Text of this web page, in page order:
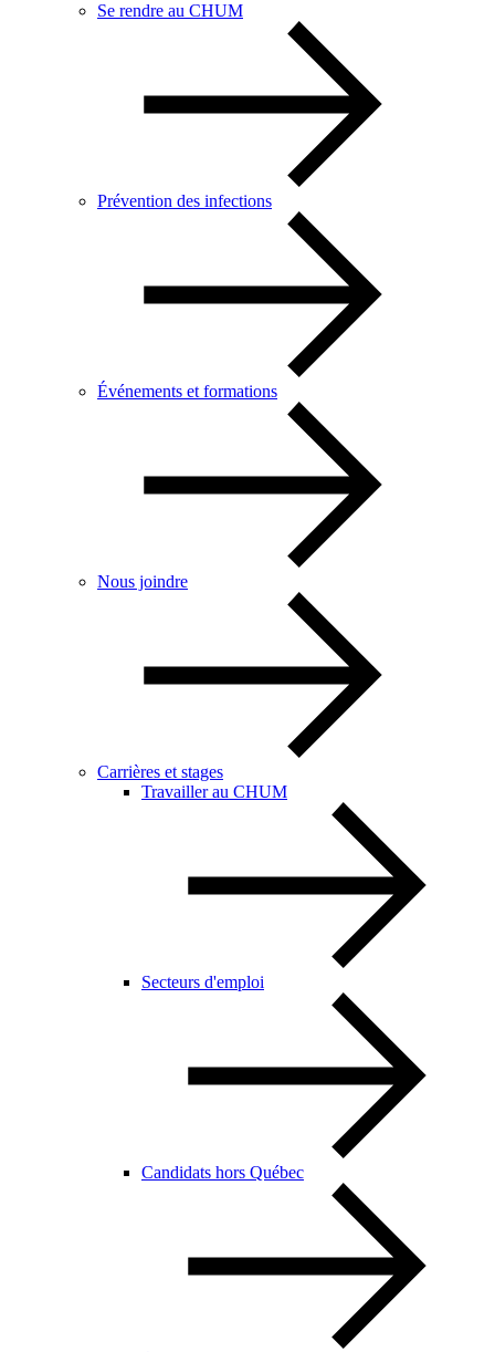
Se rendre au CHUM
Prévention des infections
Événements et formations
Nous joindre
Carrières et stages
Travailler au CHUM
Secteurs d'emploi
Candidats hors Québec